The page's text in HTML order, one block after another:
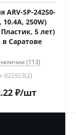
ARV-SP-24250-
10.4A, 250W)
5 лет)
в Саратове
(113)
022923(2)
₽/шт